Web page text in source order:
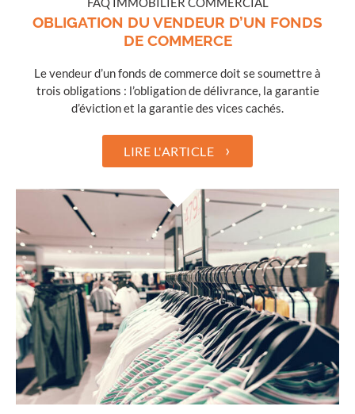
OBLIGATION DU VENDEUR D’UN FONDS
DE COMMERCE
Le vendeur d’un fonds de commerce doit se soumettre à
trois obligations : l’obligation de délivrance, la garantie
d’éviction et la garantie des vices cachés.
LIRE L'ARTICLE ›